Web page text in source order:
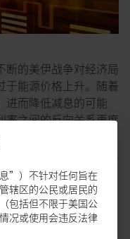
断的美伊战争对经济局
于能源价格上升。随着
进而降低减息的可能
率之间的反向关系再度
，金价波动剧烈，3
金十年来最差的单月表
金价格重新挂钩
”）不针对任何旨在
辖区的公民或居民的
包括但不限于美国公
况或使用会违反法律